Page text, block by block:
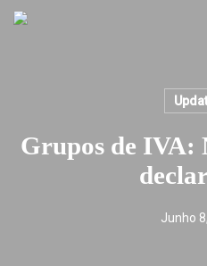
Skip
Grupos de IVA:
Junho